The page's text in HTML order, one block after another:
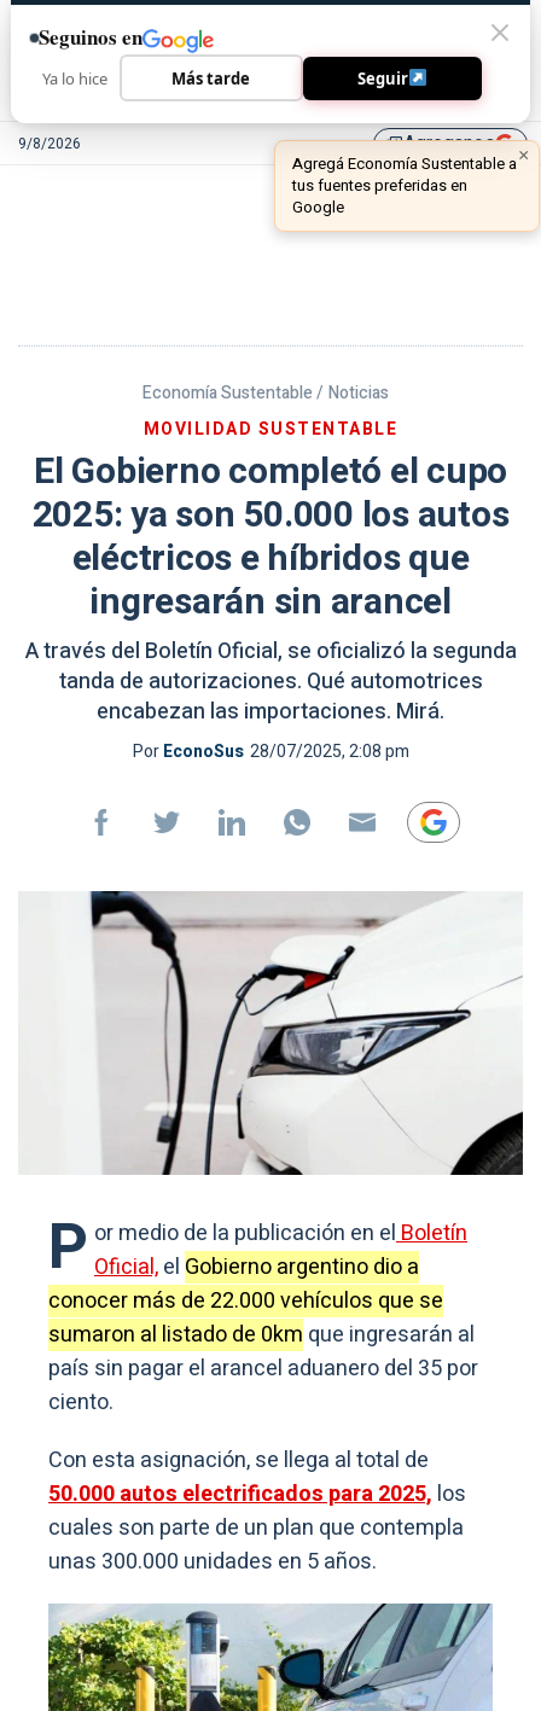
9/8/2026 library_addAgreganos
Economía Sustentable / Noticias
MOVILIDAD SUSTENTABLE
El Gobierno completó el cupo
2025: ya son 50.000 los autos
eléctricos e híbridos que
ingresarán sin arancel
A través del Boletín Oficial, se oficializó la segunda
tanda de autorizaciones. Qué automotrices
encabezan las importaciones. Mirá.
PorEconoSus 28/07/2025, 2:08 pm
P or medio de la publicación en elBoletín
Oficial,el Gobierno argentino dio a
conocer más de 22.000 vehículos que se
sumaron al listado de 0km que ingresarán al
país sin pagar el arancel aduanero del 35 por
ciento.
Con esta asignación, se llega al total de
50.000 autos electrificados para 2025, los
cuales son parte de un plan que contempla
unas 300.000 unidades en 5 años.
Seguinos en
Ya lo hice Más tarde Seguir